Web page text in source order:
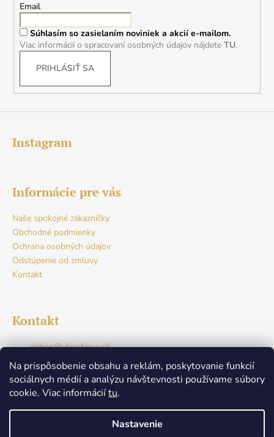
Na prispôsobenie obsahu a reklám, poskytovanie funkcií
sociálnych médií a analýzu návštevnosti používame súbory
cookie. Viac informáciítu.
Nastavenie
Nenašli ste svoju veľkosť? Žiadny problém! Napíšte nám,
Email
Súhlasím so zasielaním noviniek a akcií e-mailom.
Viac informácií o spracovaní osobných údajov nájdete TU.
PRIHLÁSIŤ SA
Instagram
Informácie pre vás
Naše spokojné zákazníčky
Obchodné podmienky
Ochrana osobných údajov
Odstúpenie od zmluvy
Kontakt
Kontakt
eshop@vboutique.sk
+421917765941
Facebook
v.boutique.dunajskastreda